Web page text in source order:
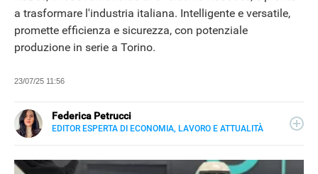
a trasformare l'industria italiana. Intelligente e versatile,
promette efficienza e sicurezza, con potenziale
produzione in serie a Torino.
23/07/25 11:56
Federica Petrucci
EDITOR ESPERTA DI ECONOMIA, LAVORO E ATTUALITÀ
uno sguardo sull'attualità, i temi caldi e le nuove